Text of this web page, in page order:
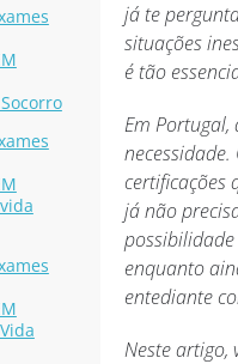
já te
situações
é tão
Em
certificações
já não
enquanto
entediante
Neste artigo,